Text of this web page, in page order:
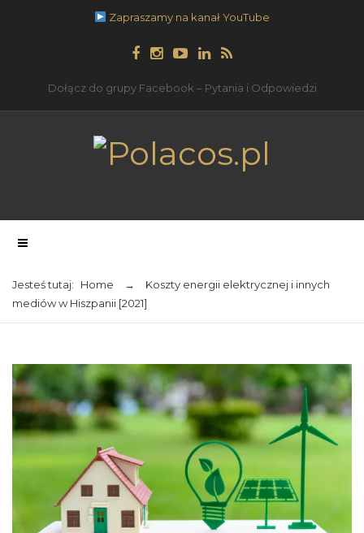
Zapraszamy na kanał YouTube
Dołącz do grupy Facebook – Pytania i Odpowiedzi
Jesteś tutaj: Home →
Koszty energii elektrycznej i innych
mediów w Hiszpanii [2021]